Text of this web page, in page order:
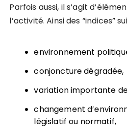
Parfois aussi, il s’agit
l’activité. Ainsi des “indices”
environnement
conjoncture dégradée,
variation importante
changement
législatif ou normatif,